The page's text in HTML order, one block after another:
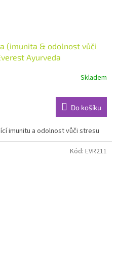
(imunita & odolnost vůči
Ayurveda
Skladem
Do košíku
imunitu a odolnost vůči stresu
Kód: EVR211